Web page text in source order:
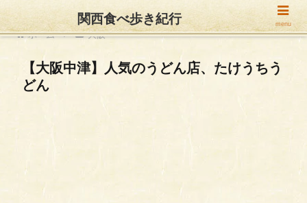
ホーム 大阪
【大阪中津】人気のうどん店、たけうちう
どん
関西食べ歩き紀行 menu